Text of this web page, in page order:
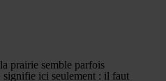
prairie semble parfois
ici seulement : il faut